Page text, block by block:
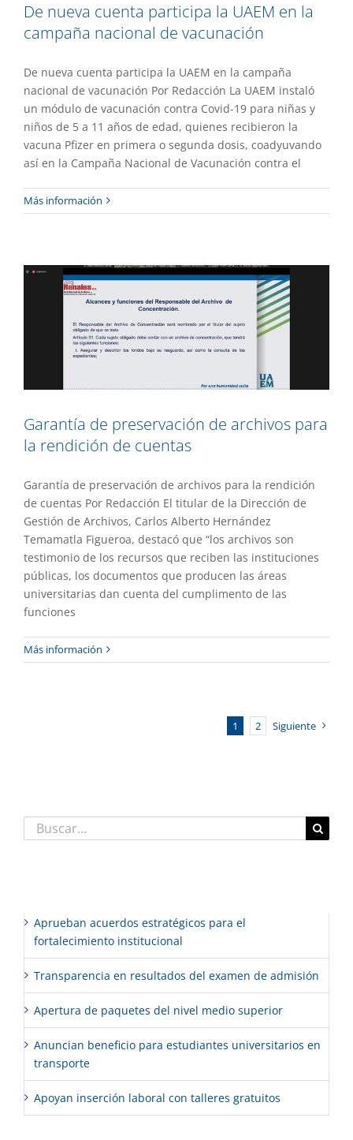
De nueva cuenta participa la UAEM en la
campaña nacional de vacunación
De nueva cuenta participa la UAEM en la campaña
nacional de vacunación Por Redacción La UAEM instaló
un módulo de vacunación contra Covid-19 para niñas y
niños de 5 a 11 años de edad, quienes recibieron la
vacuna Pfizer en primera o segunda dosis, coadyuvando
así en la Campaña Nacional de Vacunación contra el
Más información
Garantía de preservación de archivos
Garantía de preservación de archivos para
la rendición de cuentas
Garantía de preservación de archivos para la rendición
de cuentas Por Redacción El titular de la Dirección de
Gestión de Archivos, Carlos Alberto Hernández
Temamatla Figueroa, destacó que “los archivos son
testimonio de los recursos que reciben las instituciones
públicas, los documentos que producen las áreas
universitarias dan cuenta del cumplimento de las
funciones
Más información
1 2 Siguiente
Buscar:
Aprueban acuerdos estratégicos para el
fortalecimiento institucional
Transparencia en resultados del examen de admisión
Apertura de paquetes del nivel medio superior
Anuncian beneficio para estudiantes universitarios en
transporte
Apoyan inserción laboral con talleres gratuitos